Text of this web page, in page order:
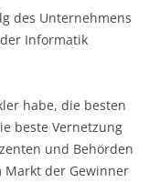
des Unternehmens
Informatik
habe, die besten
beste Vernetzung
und Behörden
Markt der Gewinner